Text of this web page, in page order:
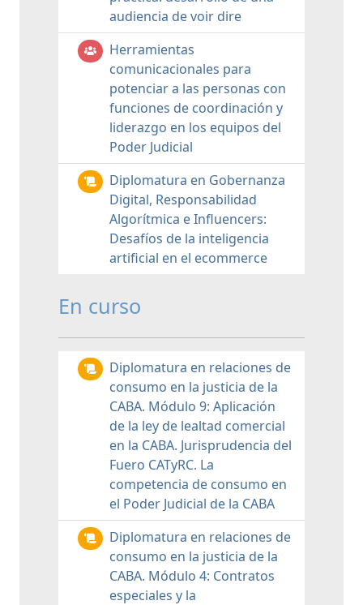
audiencia de voir dire
Herramientas
comunicacionales para
potenciar a las personas con
funciones de coordinación y
liderazgo en los equipos del
Poder Judicial
Diplomatura en Gobernanza
Digital, Responsabilidad
Algorítmica e Influencers:
Desafíos de la inteligencia
artificial en el ecommerce
En curso
Diplomatura en relaciones de
consumo en la justicia de la
CABA. Módulo 9: Aplicación
de la ley de lealtad comercial
en la CABA. Jurisprudencia del
Fuero CATyRC. La
competencia de consumo en
el Poder Judicial de la CABA
Diplomatura en relaciones de
consumo en la justicia de la
CABA. Módulo 4: Contratos
especiales y la